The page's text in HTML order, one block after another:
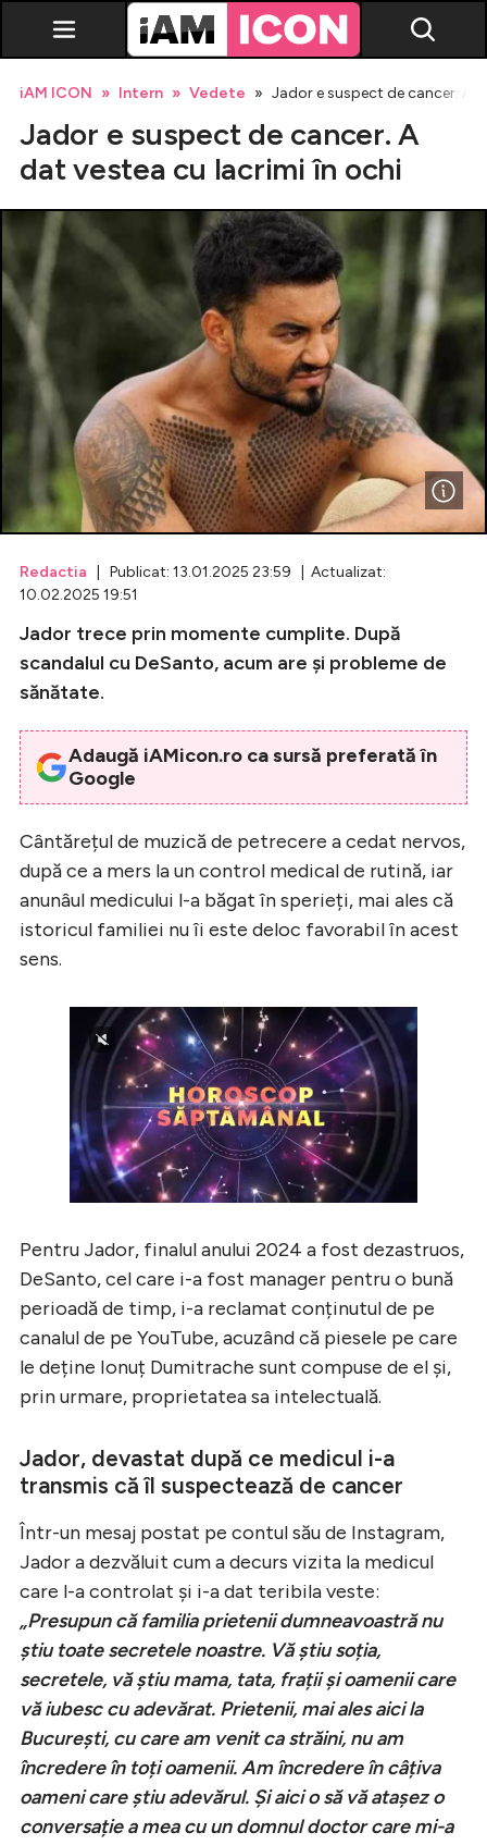
Breaking news
Evenimente
Emisiuni TV
Horoscop
Lifestyle
Breaking News
Intră în cont
Creează cont
iAM ICON Intern Vedete Jador e suspect de cancer. A
Jador e suspect de cancer. A
dat vestea cu lacrimi în ochi
Redactia | Publicat: 13.01.2025 23:59 | Actualizat:
10.02.2025 19:51
Jador trece prin momente cumplite. După
scandalul cu DeSanto, acum are și probleme de
sănătate.
Adaugă iAMicon.ro ca sursă preferată în
Google
Cântărețul de muzică de petrecere a cedat nervos,
după ce a mers la un control medical de rutină, iar
anunâul medicului l-a băgat în sperieți, mai ales că
istoricul familiei nu îi este deloc favorabil în acest
sens.
Pentru Jador, finalul anului 2024 a fost dezastruos,
DeSanto, cel care i-a fost manager pentru o bună
perioadă de timp, i-a reclamat conținutul de pe
canalul de pe YouTube, acuzând că piesele pe care
le deține Ionuț Dumitrache sunt compuse de el și,
prin urmare, proprietatea sa intelectuală.
Jador, devastat după ce medicul i-a
transmis că îl suspectează de cancer
Într-un mesaj postat pe contul său de Instagram,
Jador a dezvăluit cum a decurs vizita la medicul
care l-a controlat și i-a dat teribila veste:
„Presupun că familia prietenii dumneavoastră nu
știu toate secretele noastre. Vă știu soția,
secretele, vă știu mama, tata, frații și oamenii care
vă iubesc cu adevărat. Prietenii, mai ales aici la
București, cu care am venit ca străini, nu am
încredere în toți oamenii. Am încredere în câțiva
oameni care știu adevărul. Și aici o să vă atașez o
conversație a mea cu un domnul doctor care mi-a